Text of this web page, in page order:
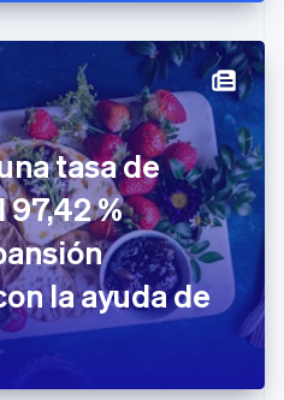
tasa de
%
la ayuda de